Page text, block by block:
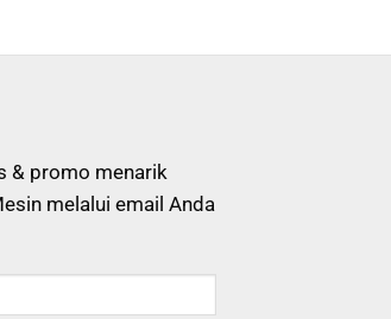
& promo menarik
melalui email Anda